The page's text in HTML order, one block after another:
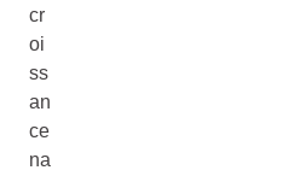
cr
oi
ss
an
ce
na